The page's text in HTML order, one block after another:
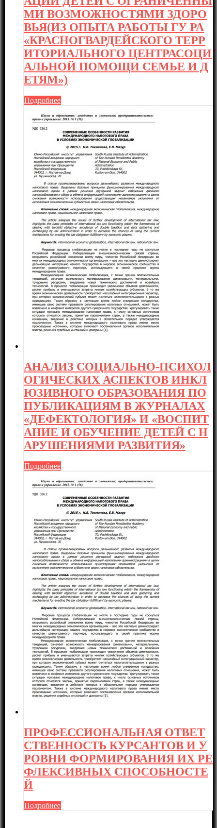
МИ ВОЗМОЖНОСТЯМИ ЗДОРО
ВЬЯ(ИЗ ОПЫТА РАБОТЫ ГУ РА
«КРАСНОГВАРДЕЙСКОГО ТЕРР
ИТОРИАЛЬНОГО ЦЕНТРАСОЦИ
АЛЬНОЙ ПОМОЩИ СЕМЬЕ И Д
ЕТЯМ»)
Подробнее
АНАЛИЗ СОЦИАЛЬНО-ПСИХОЛ
ОГИЧЕСКИХ АСПЕКТОВ ИНКЛ
ЮЗИВНОГО ОБРАЗОВАНИЯ ПО
ПУБЛИКАЦИЯМ В ЖУРНАЛАХ
«ДЕФЕКТОЛОГИЯ» И «ВОСПИТ
АНИЕ И ОБУЧЕНИЕ ДЕТЕЙ С Н
АРУШЕНИЯМИ РАЗВИТИЯ»
Подробнее
ПРОФЕССИОНАЛЬНАЯ ОТВЕТ
СТВЕННОСТЬ КУРСАНТОВ И У
РОВНИ ФОРМИРОВАНИЯ ИХ РЕ
ФЛЕКСИВНЫХ СПОСОБНОСТЕ
Й
Подробнее